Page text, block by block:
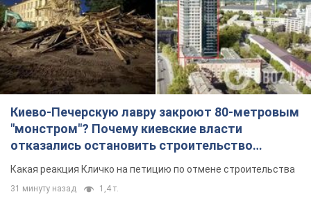
Киево-Печерскую лавру закроют 80-метровым
"монстром"? Почему киевские власти
отказались остановить строительство
небоскреба "московского верующего"
Какая реакция Кличко на петицию по отмене строительства
31 минуту назад 1,4 т.